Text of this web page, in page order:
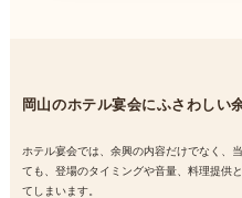
岡山のホテル宴会にふさわしい
ホテル宴会では、余興の内容だけでなく、
ても、登場のタイミングや音量、料理提供
てしまいます。